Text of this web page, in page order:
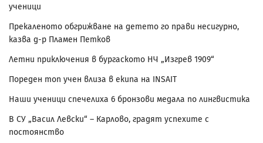
ученици
Прекаленото обгрижване на детето го прави несигурно,
казва д-р Пламен Петков
Летни приключения в бургаското НЧ „Изгрев 1909“
Пореден топ учен влиза в екипа на INSAIT
Наши ученици спечелиха 6 бронзови медала по лингвистика
В СУ „Васил Левски“ – Карлово, градят успехите с
постоянство